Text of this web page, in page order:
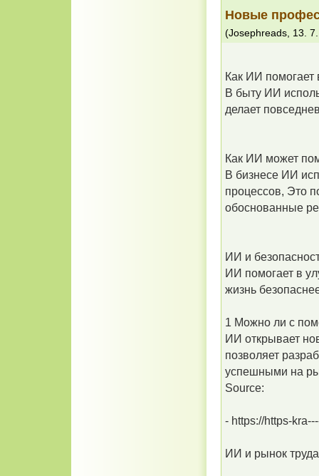
Новые
(Josephreads, 13.
Как ИИ помогает
В быту ИИ
делает
Как ИИ может
В бизнесе ИИ
процессов, Это
обоснованные
ИИ и
ИИ помогает в
жизнь
1 Можно ли с
ИИ открывает
позволяет
успешными на
Source:
- https://https-
ИИ и рынок